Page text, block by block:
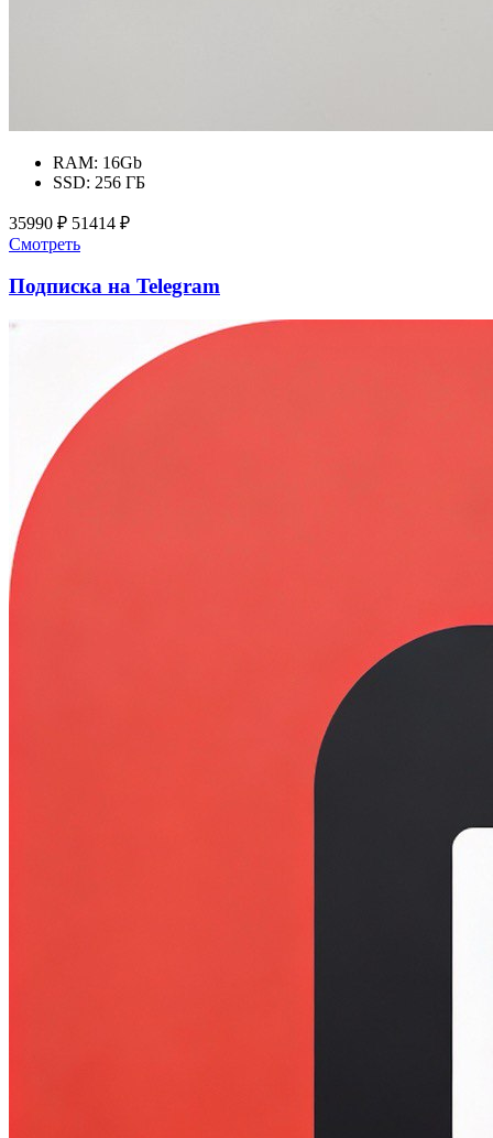
RAM: 16Gb
SSD: 256 ГБ
35990 ₽ 51414 ₽
Смотреть
Подписка на Telegram